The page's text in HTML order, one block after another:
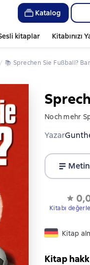
Katalog
kitaplar Kitabınızı
📚 Sprechen Sie Fußball?
Noch mehr
Yazar
Metin
Kitabı
Kitap
Kitap